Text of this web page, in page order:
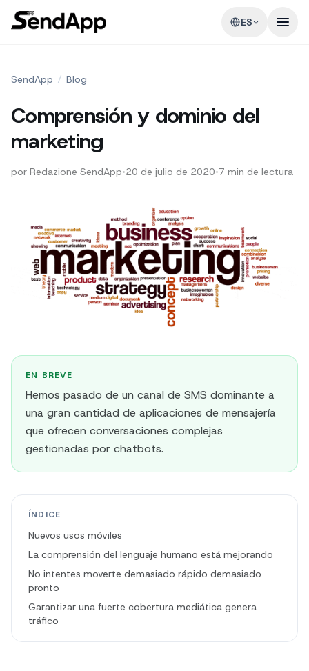
ES
SendApp / Blog
Comprensión y dominio del
marketing
por Redazione SendApp•20 de julio de 2020•7 min de lectura
EN BREVE
Hemos pasado de un canal de SMS dominante a
una gran cantidad de aplicaciones de mensajería
que ofrecen conversaciones complejas
gestionadas por chatbots.
ÍNDICE
Nuevos usos móviles
La comprensión del lenguaje humano está mejorando
No intentes moverte demasiado rápido demasiado
pronto
Garantizar una fuerte cobertura mediática genera
tráfico